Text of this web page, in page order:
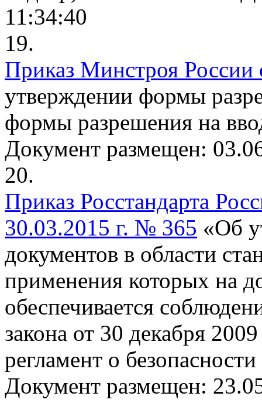
11:34:40
19.
Приказ Минстроя
утверждении формы
формы разрешения на
Документ размещен:
20.
Приказ Росстандарта
30.03.2015 г. № 365 «Об
документов в области
применения которых на
обеспечивается
закона от 30 декабря
регламент о
Документ размещен: